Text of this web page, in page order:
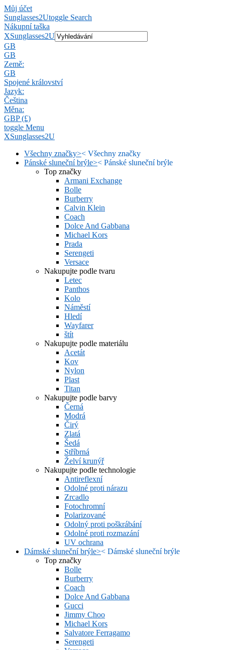
Můj účet
Sunglasses2Utoggle Search
Nákupní taška
XSunglasses2U
GB
GB
Země:
GB
Spojené království
Jazyk:
Čeština
Měna:
GBP (£)
toggle Menu
XSunglasses2U
Všechny značky>< Všechny značky
Pánské sluneční brýle>< Pánské sluneční brýle
Top značky
Armani Exchange
Bolle
Burberry
Calvin Klein
Coach
Dolce And Gabbana
Michael Kors
Prada
Serengeti
Versace
Nakupujte podle tvaru
Letec
Panthos
Kolo
Náměstí
Hledí
Wayfarer
štít
Nakupujte podle materiálu
Acetát
Kov
Nylon
Plast
Titan
Nakupujte podle barvy
Černá
Modrá
Čirý
Zlatá
Šedá
Stříbrná
Želví krunýř
Nakupujte podle technologie
Antireflexní
Odolné proti nárazu
Zrcadlo
Fotochromní
Polarizované
Odolný proti poškrábání
Odolné proti rozmazání
UV ochrana
Dámské sluneční brýle>< Dámské sluneční brýle
Top značky
Bolle
Burberry
Coach
Dolce And Gabbana
Gucci
Jimmy Choo
Michael Kors
Salvatore Ferragamo
Serengeti